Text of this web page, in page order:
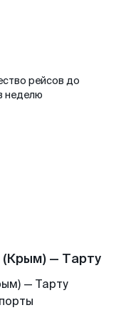
рейсов до
неделю
— Тарту
— Тарту